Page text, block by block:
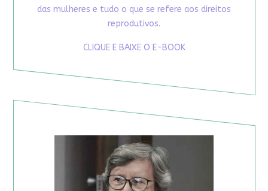
das mulheres e tudo o que se refere aos direitos
reprodutivos.
CLIQUE E BAIXE O E-BOOK